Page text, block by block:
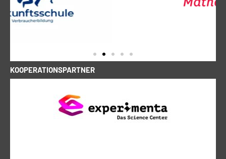
KOOPERATIONSPARTNER